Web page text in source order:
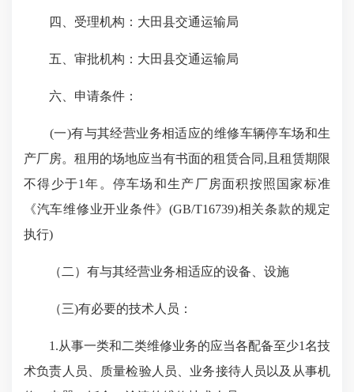
四、受理机构： 大田县交通运输局
五、审批机构： 大田县交通运输局
六、申请条件：
(一)有与其经营业务相适应的维修车辆停车场和生
产厂房。租用的场地应当有书面的租赁合同,且租赁期限
不得少于1年。停车场和生产厂房面积按照国家标准
《汽车维修业开业条件》(GB/T16739)相关条款的规定
执行)
（二）有与其经营业务相适应的设备、设施
（三)有必要的技术人员：
1.从事一类和二类维修业务的应当各配备至少1名技
术负责人员、质量检验人员、业务接待人员以及从事机